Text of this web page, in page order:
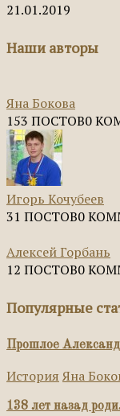
21.01.2019
Наши авторы
Яна Бокова
153 ПОСТОВ0
Игорь Кочубеев
31 ПОСТОВ0
Алексей Горбань
12 ПОСТОВ0
Популярные
Прошлое
История Яна
138 лет назад